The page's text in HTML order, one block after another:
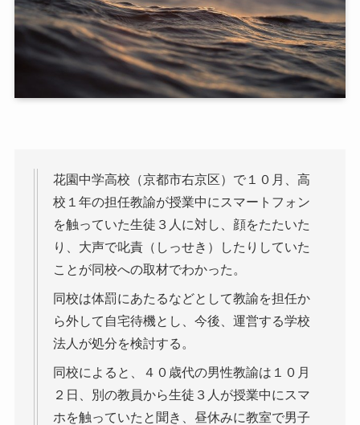
花園中学高校（京都市右京区）で１０月、高
校１年の担任教諭が授業中にスマートフォン
を触っていた生徒３人に対し、顔をたたいた
り、大声で叱責（しっせき）したりしていた
ことが同校への取材でわかった。
同校は体罰にあたるなどとして教諭を担任か
ら外して自宅待機とし、今後、運営する学校
法人が処分を検討する。
同校によると、４０歳代の男性教諭は１０月
２日、別の教員から生徒３人が授業中にスマ
ホを触っていたと聞き、昼休みに教室で男子